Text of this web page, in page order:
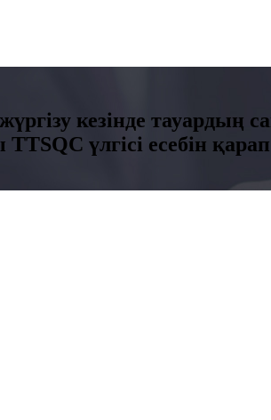
кезінде тауардың
TTSQC үлгісі есебін